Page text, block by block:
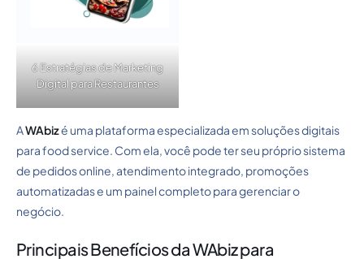
6 Estratégias de Marketing
Digital para Restaurantes
AWAbizé uma plataforma especializada em soluções digitais
para food service. Com ela, você pode ter seu próprio sistema
de pedidos online, atendimento integrado, promoções
automatizadas e um painel completo para gerenciar o
negócio.
Principais Benefícios da WAbiz para